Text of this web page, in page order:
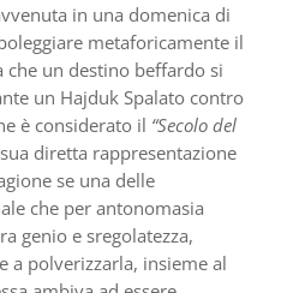
in una domenica di
metaforicamente il
che un destino beffardo si
un Hajduk Spalato contro
è considerato il “Secolo del
diretta rappresentazione
se una delle
che per antonomasia
genio e sregolatezza,
a polverizzarla, insieme al